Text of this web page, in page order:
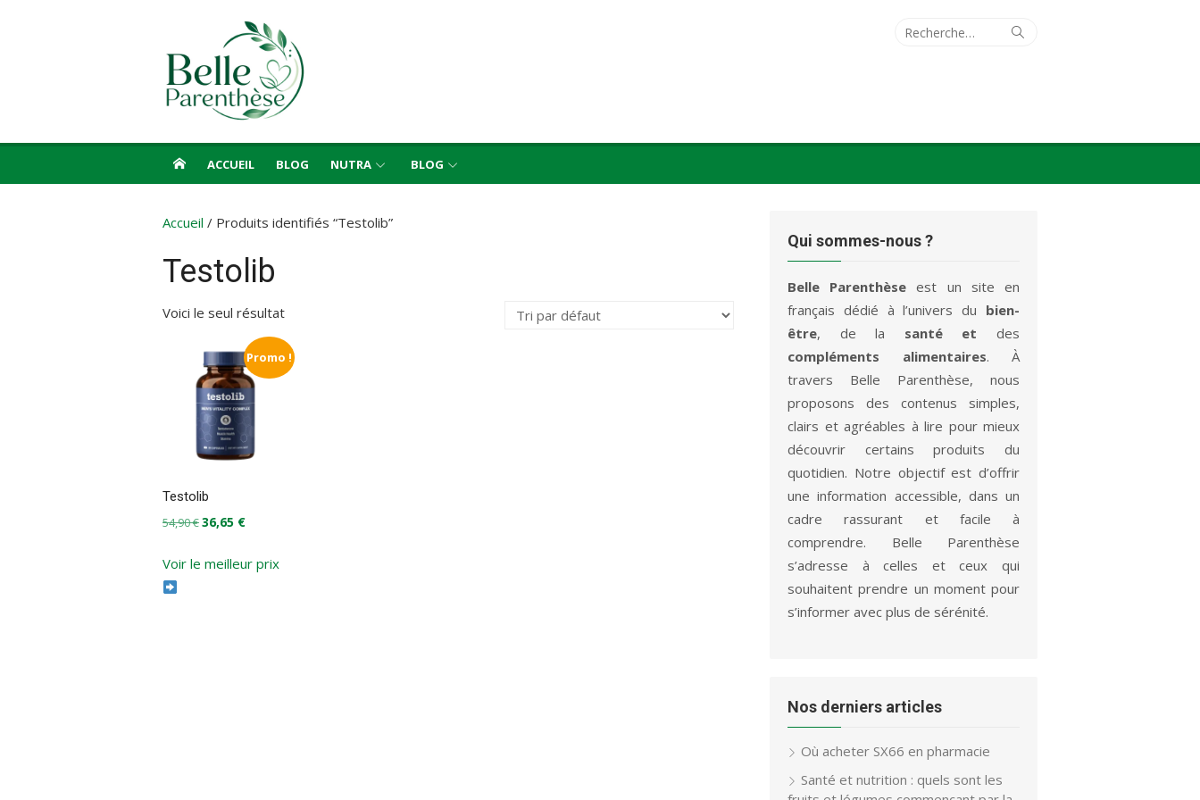
Recherche
Rechercher
ACCUEIL BLOG NUTRA BLOG
Accueil / Produits identifiés “Testolib”
Testolib
Voici le seul résultat
Promo !
Testolib
54,90€Le
initial
36,65 €Le
actuel
Voir le meilleur prix
Qui sommes-nous ?
Belle Parenthèse est un site en
français dédié à l’univers du bien-
être, de la santé et des
compléments alimentaires. À
travers Belle Parenthèse, nous
proposons des contenus simples,
clairs et agréables à lire pour mieux
découvrir certains produits du
quotidien. Notre objectif est d’offrir
une information accessible, dans un
cadre rassurant et facile à
comprendre. Belle Parenthèse
s’adresse à celles et ceux qui
souhaitent prendre un moment pour
s’informer avec plus de sérénité.
Nos derniers articles
Où acheter SX66 en pharmacie
Santé et nutrition : quels sont les